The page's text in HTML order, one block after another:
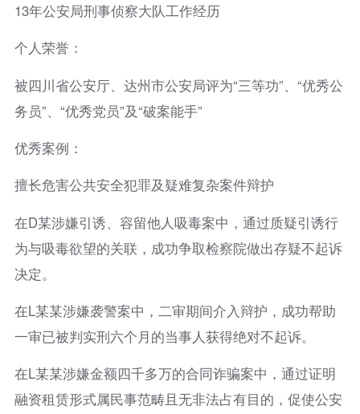
13年公安局刑事侦察大队工作经历
个人荣誉：
被四川省公安厅、达州市公安局评为“三等功”、“优秀公
务员”、“优秀党员”及“破案能手”
优秀案例：
擅长危害公共安全犯罪及疑难复杂案件辩护
在D某涉嫌引诱、容留他人吸毒案中，通过质疑引诱行
为与吸毒欲望的关联，成功争取检察院做出存疑不起诉
决定。
在L某某涉嫌袭警案中，二审期间介入辩护，成功帮助
一审已被判实刑六个月的当事人获得绝对不起诉。
在L某某涉嫌金额四千多万的合同诈骗案中，通过证明
融资租赁形式属民事范畴且无非法占有目的，促使公安